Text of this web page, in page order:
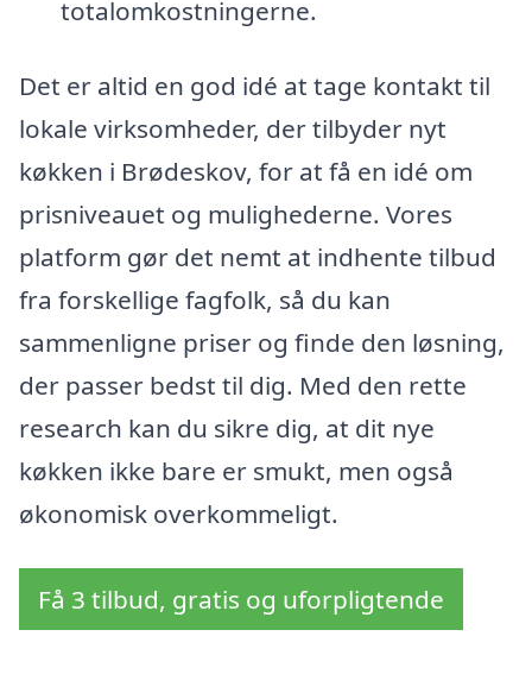
totalomkostningerne.
Det er altid en god idé at tage kontakt til
lokale virksomheder, der tilbyder nyt
køkken i Brødeskov, for at få en idé om
prisniveauet og mulighederne. Vores
platform gør det nemt at indhente tilbud
fra forskellige fagfolk, så du kan
sammenligne priser og finde den løsning,
der passer bedst til dig. Med den rette
research kan du sikre dig, at dit nye
køkken ikke bare er smukt, men også
økonomisk overkommeligt.
Få 3 tilbud, gratis og uforpligtende